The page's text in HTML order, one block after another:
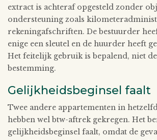
extract is achteraf opgesteld zonder
ondersteuning zoals
rekeningafschriften. De bestuurder
enige een sleutel en de huurder heeft
Het feitelijk gebruik is bepalend, niet
bestemming.
Gelijkheidsbeginsel faalt
Twee andere appartementen in
hebben wel btw-aftrek gekregen. Het
gelijkheidsbeginsel faalt, omdat de